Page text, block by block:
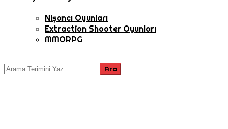
Nişancı Oyunları
Extraction Shooter Oyunları
MMORPG